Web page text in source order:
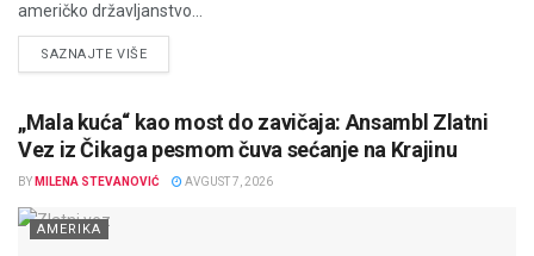
američko državljanstvo...
SAZNAJTE VIŠEDETAILS
„Mala kuća“ kao most do zavičaja: Ansambl Zlatni
Vez iz Čikaga pesmom čuva sećanje na Krajinu
BY MILENA STEVANOVIĆ AVGUST 7, 2026
AMERIKA